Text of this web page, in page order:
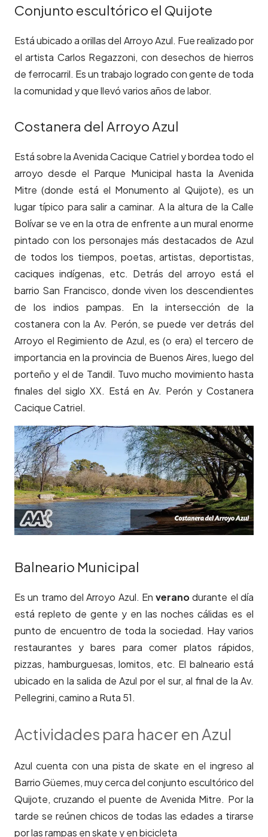
Conjunto escultórico el Quijote
Está ubicado a orillas del Arroyo Azul. Fue realizado por
el artista Carlos Regazzoni, con desechos de hierros
de ferrocarril. Es un trabajo logrado con gente de toda
la comunidad y que llevó varios años de labor.
Costanera del Arroyo Azul
Está sobre la Avenida Cacique Catriel y bordea todo el
arroyo desde el Parque Municipal hasta la Avenida
Mitre (donde está el Monumento al Quijote), es un
lugar típico para salir a caminar. A la altura de la Calle
Bolívar se ve en la otra de enfrente a un mural enorme
pintado con los personajes más destacados de Azul
de todos los tiempos, poetas, artistas, deportistas,
caciques indígenas, etc. Detrás del arroyo está el
barrio San Francisco, donde viven los descendientes
de los indios pampas. En la intersección de la
costanera con la Av. Perón, se puede ver detrás del
Arroyo el Regimiento de Azul, es (o era) el tercero de
importancia en la provincia de Buenos Aires, luego del
porteño y el de Tandil. Tuvo mucho movimiento hasta
finales del siglo XX. Está en Av. Perón y Costanera
Cacique Catriel.
Balneario Municipal
Es un tramo del Arroyo Azul. Enveranodurante el día
está repleto de gente y en las noches cálidas es el
punto de encuentro de toda la sociedad. Hay varios
restaurantes y bares para comer platos rápidos,
pizzas, hamburguesas, lomitos, etc. El balneario está
ubicado en la salida de Azul por el sur, al final de la Av.
Pellegrini, camino a Ruta 51.
Actividades para hacer en Azul
Azul cuenta con una pista de skate en el ingreso al
Barrio Güemes, muy cerca del conjunto escultórico del
Quijote, cruzando el puente de Avenida Mitre. Por la
tarde se reúnen chicos de todas las edades a tirarse
por las rampas en skate y en bicicleta